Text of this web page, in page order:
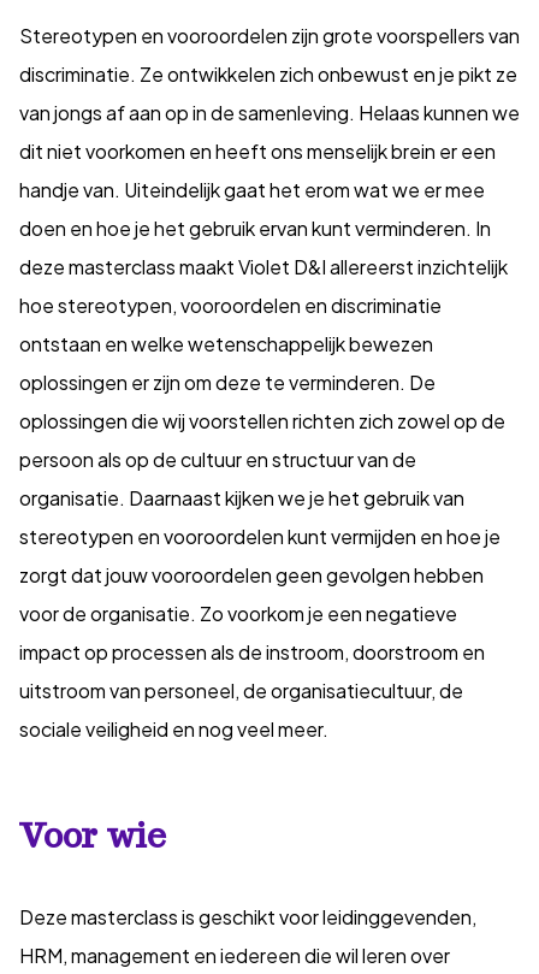
Stereotypen en vooroordelen zijn grote voorspellers van
discriminatie. Ze ontwikkelen zich onbewust en je pikt ze
van jongs af aan op in de samenleving. Helaas kunnen we
dit niet voorkomen en heeft ons menselijk brein er een
handje van. Uiteindelijk gaat het erom wat we er mee
doen en hoe je het gebruik ervan kunt verminderen. In
deze masterclass maakt Violet D&I allereerst inzichtelijk
hoe stereotypen, vooroordelen en discriminatie
ontstaan en welke wetenschappelijk bewezen
oplossingen er zijn om deze te verminderen. De
oplossingen die wij voorstellen richten zich zowel op de
persoon als op de cultuur en structuur van de
organisatie. Daarnaast kijken we je het gebruik van
stereotypen en vooroordelen kunt vermijden en hoe je
zorgt dat jouw vooroordelen geen gevolgen hebben
voor de organisatie. Zo voorkom je een negatieve
impact op processen als de instroom, doorstroom en
uitstroom van personeel, de organisatiecultuur, de
sociale veiligheid en nog veel meer.
Voor wie
Deze masterclass is geschikt voor leidinggevenden,
HRM, management en iedereen die wil leren over